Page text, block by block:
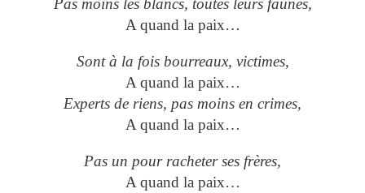
Pas moins les blancs, toutes leurs faunes,
A quand la paix…
Sont à la fois bourreaux, victimes,
A quand la paix…
Experts de riens, pas moins en crimes,
A quand la paix…
Pas un pour racheter ses frères,
A quand la paix…